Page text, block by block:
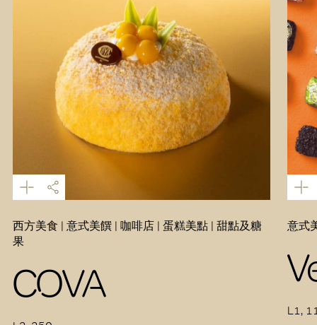
西方美食 | 意式美饌 | 咖啡店 | 蛋糕美點 | 甜點及糖
果
COVA
意式
L1,